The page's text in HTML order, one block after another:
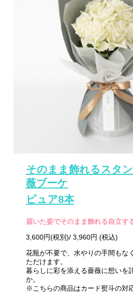
そのまま飾れるスタ
薇ブーケ
ピュア8本
届いた姿でそのまま飾れる自立す
3,600円(税別)/ 3,960円 (税込)
花瓶が不要で、水やりの手間もな
ただけます。
暮らしに彩を添える薔薇に想いを
か。
※こちらの商品はカード熨斗の対